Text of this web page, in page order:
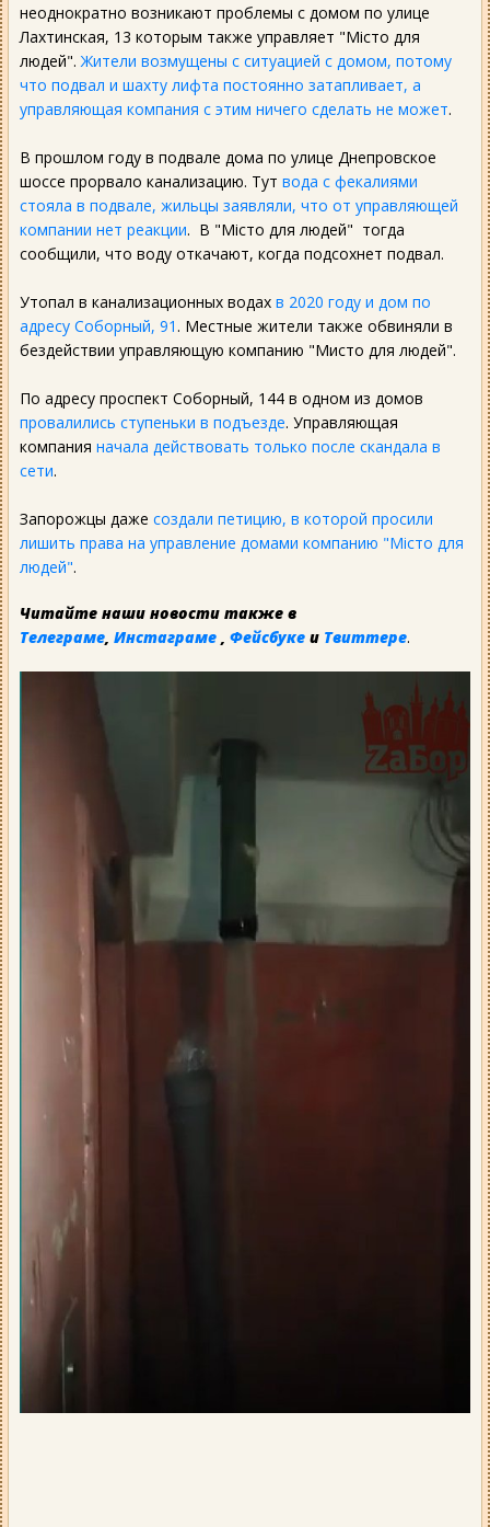
неоднократно возникают проблемы с домом по улице
Лахтинская, 13 которым также управляет "Місто для
людей". Жители возмущены с ситуацией с домом, потому
что подвал и шахту лифта постоянно затапливает, а
управляющая компания с этим ничего сделать не может.
В прошлом году в подвале дома по улице Днепровское
шоссе прорвало канализацию. Тут вода с фекалиями
стояла в подвале, жильцы заявляли, что от управляющей
компании нет реакции. В "Місто для людей" тогда
сообщили, что воду откачают, когда подсохнет подвал.
Утопал в канализационных водах в 2020 году и дом по
адресу Соборный, 91 . Местные жители также обвиняли в
бездействии управляющую компанию "Мисто для людей".
По адресу проспект Соборный, 144 в одном из домов
провалились ступеньки в подъезде. Управляющая
компания начала действовать только после скандала в
сети.
Запорожцы даже создали петицию, в которой просили
лишить права на управление домами компанию "Місто для
людей".
Читайте наши новости также в
Телеграме Инстаграме Фейсбуке и Твиттере.